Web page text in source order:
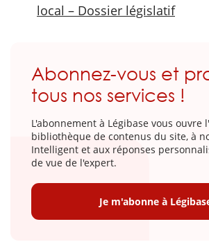
local – Dossier législatif
Abonnez-vous et
tous nos services !
L'abonnement à Légibase vous ouvre
bibliothèque de contenus du site, à
Intelligent et aux réponses
de vue de l'expert.
Je m'abonne à